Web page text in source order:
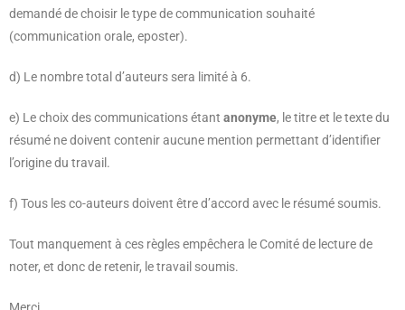
demandé de choisir le type de communication souhaité
(communication orale, eposter).
d) Le nombre total d’auteurs sera limité à 6.
e) Le choix des communications étant anonyme, le titre et le texte du
résumé ne doivent contenir aucune mention permettant d’identifier
l’origine du travail.
f) Tous les co-auteurs doivent être d’accord avec le résumé soumis.
Tout manquement à ces règles empêchera le Comité de lecture de
noter, et donc de retenir, le travail soumis.